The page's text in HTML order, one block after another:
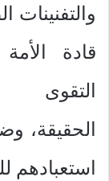
قادة
التقوى
الحقيقة،